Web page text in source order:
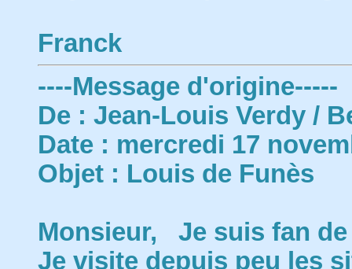
Franck
----Message d'origine-----
De : Jean-Louis Verdy /
Date : mercredi 17
Objet : Louis de Funès
Monsieur, Je suis fan
Je visite depuis peu les